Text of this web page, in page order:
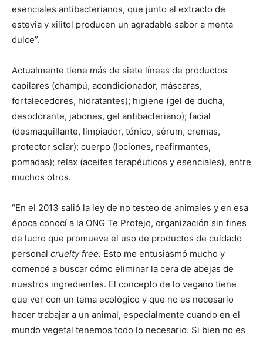
esenciales antibacterianos, que junto al extracto de
estevia y xilitol producen un agradable sabor a menta
dulce”.
Actualmente tiene más de siete líneas de productos
capilares (champú, acondicionador, máscaras,
fortalecedores, hidratantes); higiene (gel de ducha,
desodorante, jabones, gel antibacteriano); facial
(desmaquillante, limpiador, tónico, sérum, cremas,
protector solar); cuerpo (lociones, reafirmantes,
pomadas); relax (aceites terapéuticos y esenciales), entre
muchos otros.
“En el 2013 salió la ley de no testeo de animales y en esa
época conocí a la ONG Te Protejo, organización sin fines
de lucro que promueve el uso de productos de cuidado
personal cruelty free. Esto me entusiasmó mucho y
comencé a buscar cómo eliminar la cera de abejas de
nuestros ingredientes. El concepto de lo vegano tiene
que ver con un tema ecológico y que no es necesario
hacer trabajar a un animal, especialmente cuando en el
mundo vegetal tenemos todo lo necesario. Si bien no es